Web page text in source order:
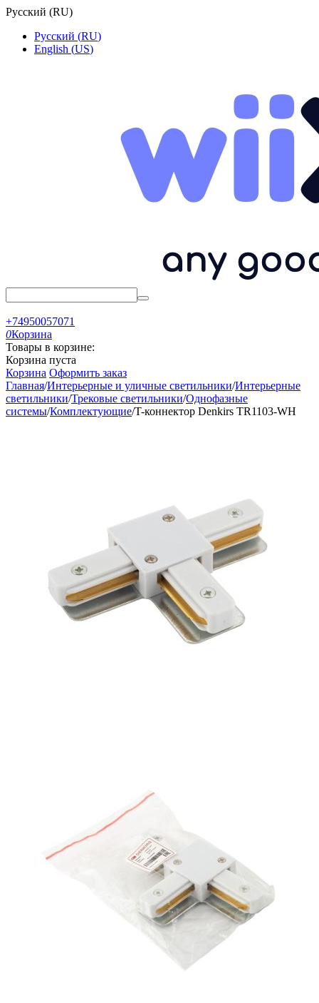
Русский (RU)
Русский (RU)
English (US)
+74950057071
0Корзина
Товары в корзине:
Корзина пуста
Корзина Оформить заказ
Главная/Интерьерные и уличные светильники/Интерьерные
светильники/Трековые светильники/Однофазные
системы/Комплектующие/T-коннектор Denkirs TR1103-WH